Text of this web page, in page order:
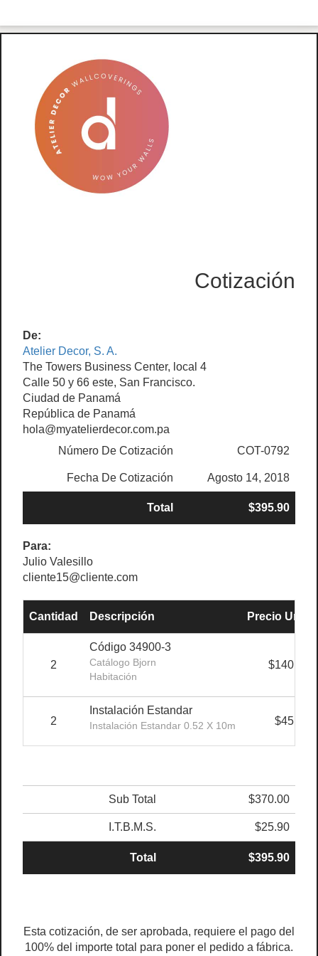
Cotización
De:
Atelier Decor, S. A.
The Towers Business Center, local 4
Calle 50 y 66 este, San Francisco.
Ciudad de Panamá
República de Panamá
hola@myatelierdecor.com.pa
Número De Cotización
COT-0792
Fecha De Cotización Agosto 14, 2018
Total $395.90
Para:
Julio Valesillo
cliente15@cliente.com
Cantidad Descripción Precio Unit.
2
Código 34900-3
Catálogo Bjorn
Habitación
$140.00
2
Instalación Estandar
Instalación Estandar 0.52 X 10m $45.00
Sub Total $370.00
I.T.B.M.S. $25.90
Total $395.90
Esta cotización, de ser aprobada, requiere el pago del
100% del importe total para poner el pedido a fábrica.